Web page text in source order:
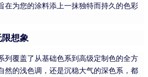
在为您的涂料添上一抹独特而持久的色彩
想象
列覆盖了从基础色系到高级定制色的全方
然的浅色调，还是沉稳大气的深色系，都